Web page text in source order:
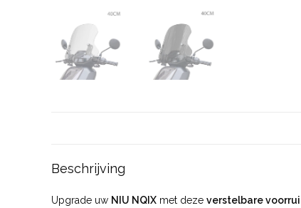
Beschrijving
Upgrade uw NIU NQIX met deze verstelbare